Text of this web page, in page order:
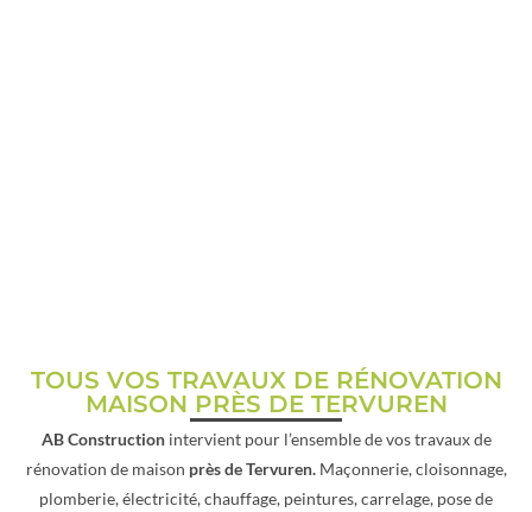
TOUS VOS TRAVAUX DE RÉNOVATION
MAISON PRÈS DE TERVUREN
AB Constructionintervient pour l’ensemble de vos travaux de
rénovation de maison près de Tervuren.Maçonnerie, cloisonnage,
plomberie, électricité, chauffage, peintures, carrelage, pose de